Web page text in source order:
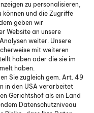
zu personalisieren,
können und die Zugriffe
geben wir
Website an unsere
weiter. Unsere
mit weiteren
haben oder die sie im
haben.
Sie zugleich gem. Art. 49
in den USA verarbeitet
Gerichtshof als ein Land
Datenschutzniveau
strikt
alternative
nutzen.
Nachmitta
tragen;